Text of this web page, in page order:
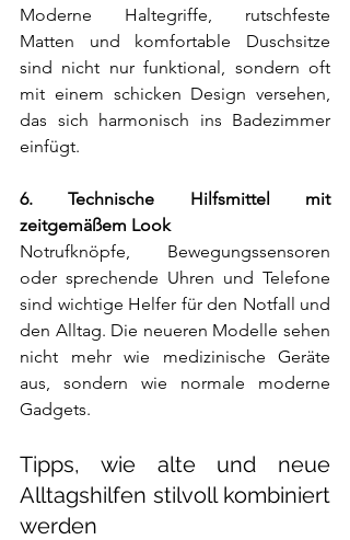
Moderne Haltegriffe, rutschfeste
Matten und komfortable Duschsitze
sind nicht nur funktional, sondern oft
mit einem schicken Design versehen,
das sich harmonisch ins Badezimmer
einfügt.
6. Technische Hilfsmittel mit
zeitgemäßem Look
Notrufknöpfe, Bewegungssensoren
oder sprechende Uhren und Telefone
sind wichtige Helfer für den Notfall und
den Alltag. Die neueren Modelle sehen
nicht mehr wie medizinische Geräte
aus, sondern wie normale moderne
Gadgets.
Tipps, wie alte und neue
Alltagshilfen stilvoll kombiniert
werden